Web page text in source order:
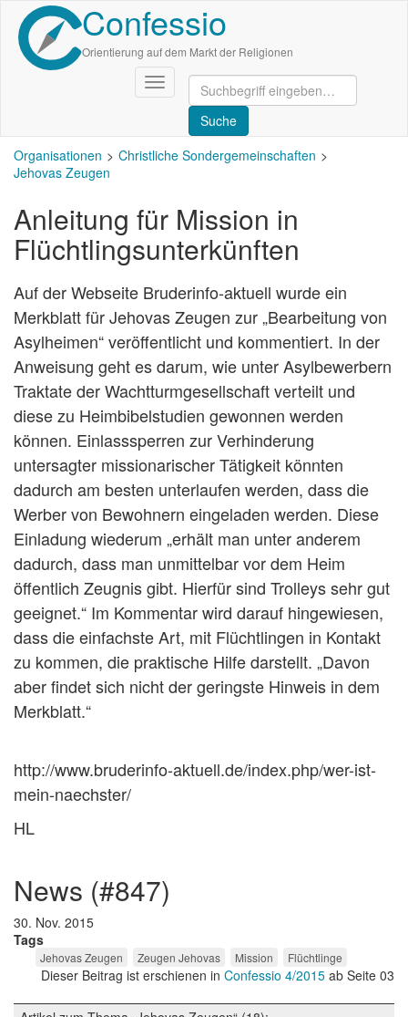
Direkt
zum
Inhalt
Confessio
Orientierung auf dem Markt der Religionen
Navigation
aktivieren/deaktivieren
Organisationen
Christliche Sondergemeinschaften
Jehovas Zeugen
Anleitung für Mission in
Flüchtlingsunterkünften
Auf der Webseite Bruderinfo-aktuell wurde ein
Merkblatt für Jehovas Zeugen zur „Bearbeitung von
Asylheimen“ veröffentlicht und kommentiert. In der
Anweisung geht es darum, wie unter Asylbewerbern
Traktate der Wachtturmgesellschaft verteilt und
diese zu Heimbibelstudien gewonnen werden
können. Einlasssperren zur Verhinderung
untersagter missionarischer Tätigkeit könnten
dadurch am besten unterlaufen werden, dass die
Werber von Bewohnern eingeladen werden. Diese
Einladung wiederum „erhält man unter anderem
dadurch, dass man unmittelbar vor dem Heim
öffentlich Zeugnis gibt. Hierfür sind Trolleys sehr gut
geeignet.“ Im Kommentar wird darauf hingewiesen,
dass die einfachste Art, mit Flüchtlingen in Kontakt
zu kommen, die praktische Hilfe darstellt. „Davon
aber findet sich nicht der geringste Hinweis in dem
Merkblatt.“
http://www.bruderinfo-aktuell.de/index.php/wer-ist-
mein-naechster/
HL
news (#847)
30. Nov. 2015
Tags
Jehovas Zeugen Zeugen Jehovas Mission Flüchtlinge
Dieser Beitrag ist erschienen in Confessio 4/2015 ab Seite 03